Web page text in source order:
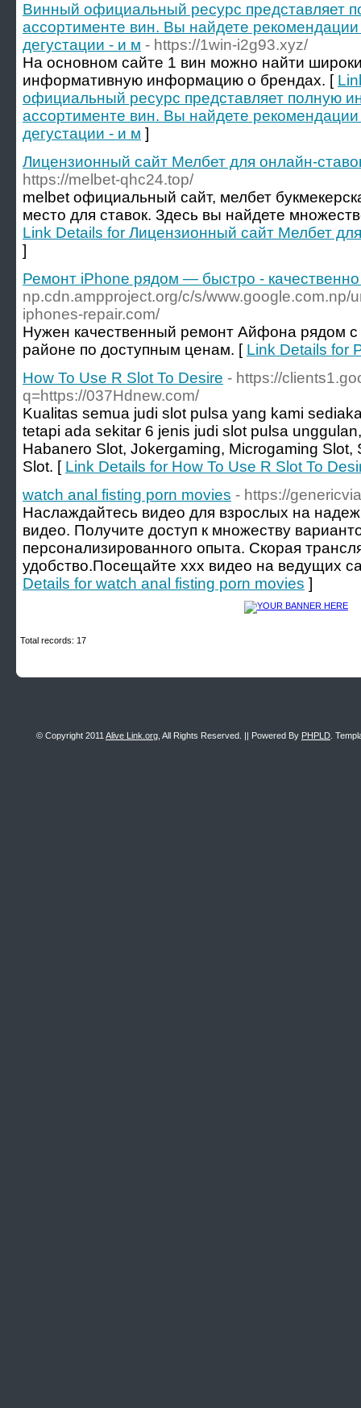
Винный официальный ресурс представляет
ассортименте вин. Вы найдете
дегустации - и м - https://1win-i2g93.xyz/
На основном сайте 1 вин можно найти
информативную информацию о брендах. [
официальный ресурс представляет полную
ассортименте вин. Вы найдете
дегустации - и м ]
Лицензионный сайт Мелбет для онлайн-
https://melbet-qhc24.top/
melbet официальный сайт, мелбет
место для ставок. Здесь вы найдете
Link Details for Лицензионный сайт Мелбет
]
Ремонт iPhone рядом — быстро - качественно
np.cdn.ampproject.org/c/s/
iphones-repair.com/
Нужен качественный ремонт Айфона рядом
районе по доступным ценам. [ Link Details for
How To Use R Slot To Desire - https://
q=https://037Hdnew.com/
Kualitas semua judi slot pulsa yang kami
tetapi ada sekitar 6 jenis judi slot pulsa
Habanero Slot, Jokergaming, Microgaming
Slot. [ Link Details for How To Use R Slot To
watch anal fisting porn movies - https://
Наслаждайтесь видео для взрослых на
видео. Получите доступ к множеству
персонализированного опыта. Скорая
удобство.Посещайте xxx видео на ведущих
Details for watch anal fisting porn movies ]
Total records: 17
© Copyright 2011 Alive Link.org , All Rights Reserved. || Powered By PHPLD .